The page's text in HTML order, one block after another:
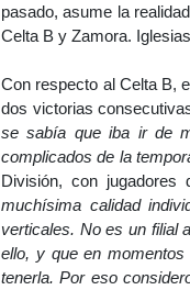
pasado, asume la
Celta B y Zamora.
Con respecto al Celta B,
dos victorias
se sabía que iba ir de
complicados de la
División, con jugadores
muchísima calidad
verticales. No es un filial
ello, y que en
tenerla. Por eso